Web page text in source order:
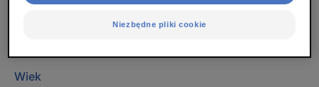
Można stosować do
Wiek
Niezbędne pliki cookie